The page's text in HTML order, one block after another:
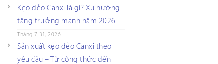
Kẹo dẻo Canxi là gì? Xu hướng
tăng trưởng mạnh năm 2026
Tháng 7 31, 2026
Sản xuất kẹo dẻo Canxi theo
yêu cầu – Từ công thức đến